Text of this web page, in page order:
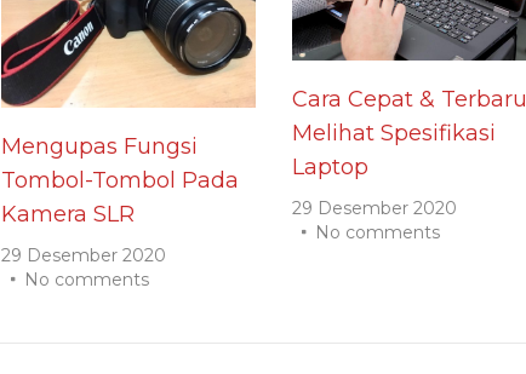
Mengupas Fungsi
Tombol-Tombol Pada
Kamera SLR
29 Desember 2020
No comments
Cara Cepat & Terbaru
Melihat Spesifikasi
Laptop
29 Desember 2020
No comments